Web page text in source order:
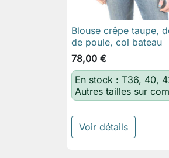
 Aperçu
Blouse crêpe taupe,
de poule, col bateau
78,00 €
En stock : T36, 40,
Autres tailles sur
Voir détails